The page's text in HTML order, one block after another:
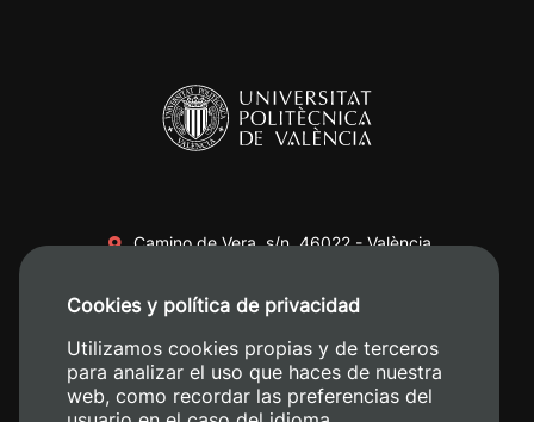
Camino de Vera, s/n. 46022 - València
+34 620 04 00 50
Cookies y política de privacidad
Utilizamos cookies propias y de terceros
para analizar el uso que haces de nuestra
web, como recordar las preferencias del